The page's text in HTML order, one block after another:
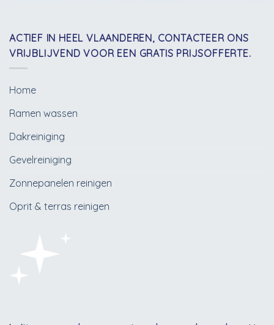
ACTIEF IN HEEL VLAANDEREN, CONTACTEER ONS
VRIJBLIJVEND VOOR EEN GRATIS PRIJSOFFERTE.
Home
Ramen wassen
Dakreiniging
Gevelreiniging
Zonnepanelen reinigen
Oprit & terras reinigen